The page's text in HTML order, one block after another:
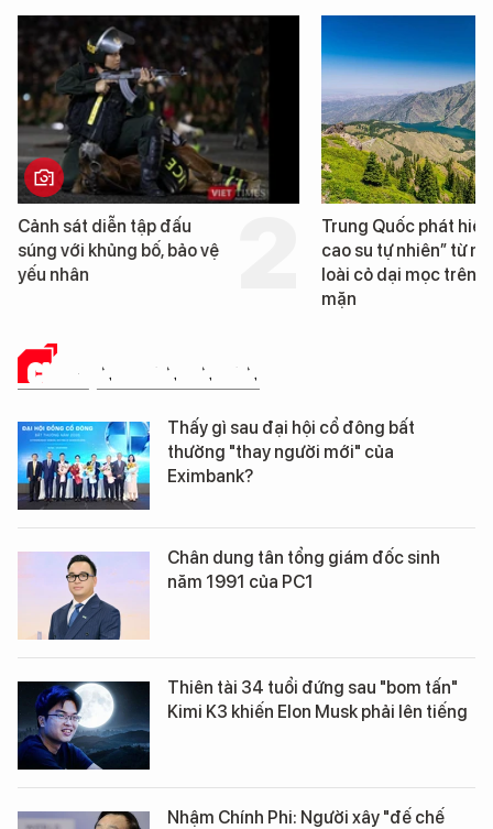
Trung Quốc phát hiện “mỏ
cao su tự nhiên” từ một
loài cỏ dại mọc trên đất
Loạt dự án bất động
Đà Nẵng sắp bị kiểm
CHUYỆN DOANH NHÂN
Thấy gì sau đại hội cổ đông bất
thường "thay người mới" của
Eximbank?
Chân dung tân tổng giám đốc sinh
năm 1991 của PC1
Thiên tài 34 tuổi đứng sau "bom tấn"
Kimi K3 khiến Elon Musk phải lên tiếng
Nhậm Chính Phi: Người xây "đế chế